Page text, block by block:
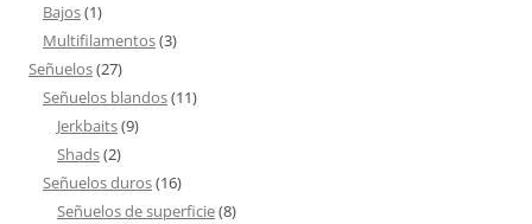
Bajos(1)
Multifilamentos(3)
Señuelos(27)
Señuelos blandos(11)
Jerkbaits(9)
Shads(2)
Señuelos duros(16)
Señuelos de superficie(8)